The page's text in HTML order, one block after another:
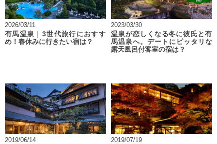
2026/03/11
有馬温泉｜3世代旅行におすす
め！春休みに行きたい宿は？
2023/03/30
温泉が恋しくなる冬に彼氏と有
馬温泉へ。デートにピッタリな
露天風呂付客室の宿は？
2019/06/14
2019/07/19